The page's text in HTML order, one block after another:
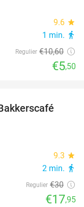
9.6 star
1 min. directions_walk
Regulier €10,60
€5,50
40%
9.3 star
2 min. directions_walk
Regulier €30
€17,95